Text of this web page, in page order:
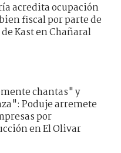
acredita ocupación
fiscal por parte de
Kast en Chañaral
chantas" y
Poduje arremete
por
en El Olivar